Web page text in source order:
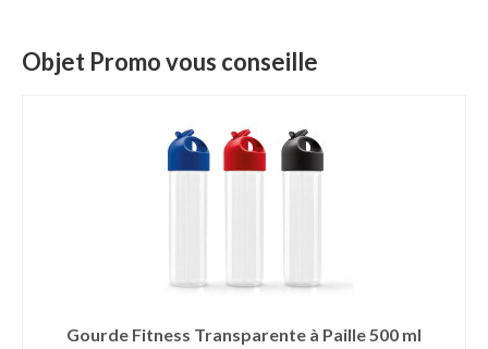
Tasse Expresso publicitaire
Bouteille isotherme
Chemise Publicitaire
Polo Publicitaire
Objet Promo vous conseille
Gourde Fitness Transparente à Paille 500 ml